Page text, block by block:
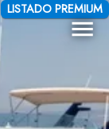
LISTADO PREMIUM